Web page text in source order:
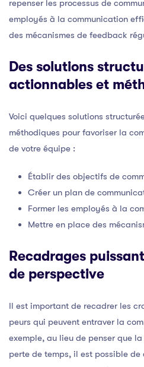
repenser les processus de
employés à la communication
des mécanismes de feedback
Des solutions
actionnables et
Voici quelques solutions
méthodiques pour favoriser la
de votre équipe :
Établir des objectifs de
Créer un plan de
Former les employés à la
Mettre en place des
Recadrages
de perspective
Il est important de recadrer les
peurs qui peuvent entraver la
exemple, au lieu de penser que
perte de temps, il est possible de